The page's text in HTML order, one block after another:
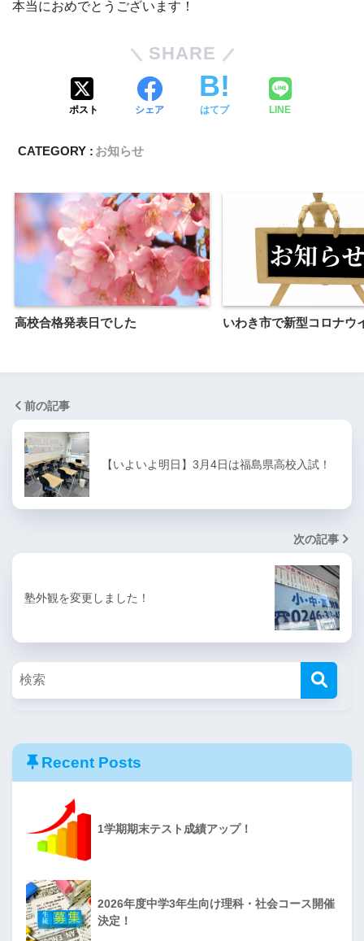
本当におめでとうございます！
SHARE
ポスト シェア はてブ LINE
CATEGORY : お知らせ
高校合格発表日でした いわき市で新型コロナウ
前の記事
【いよいよ明日】3月4日は福島県高校入試！
次の記事
塾外観を変更しました！
Recent Posts
1学期期末テスト成績アップ！
2026年度中学3年生向け理科・社会コース開催
決定！